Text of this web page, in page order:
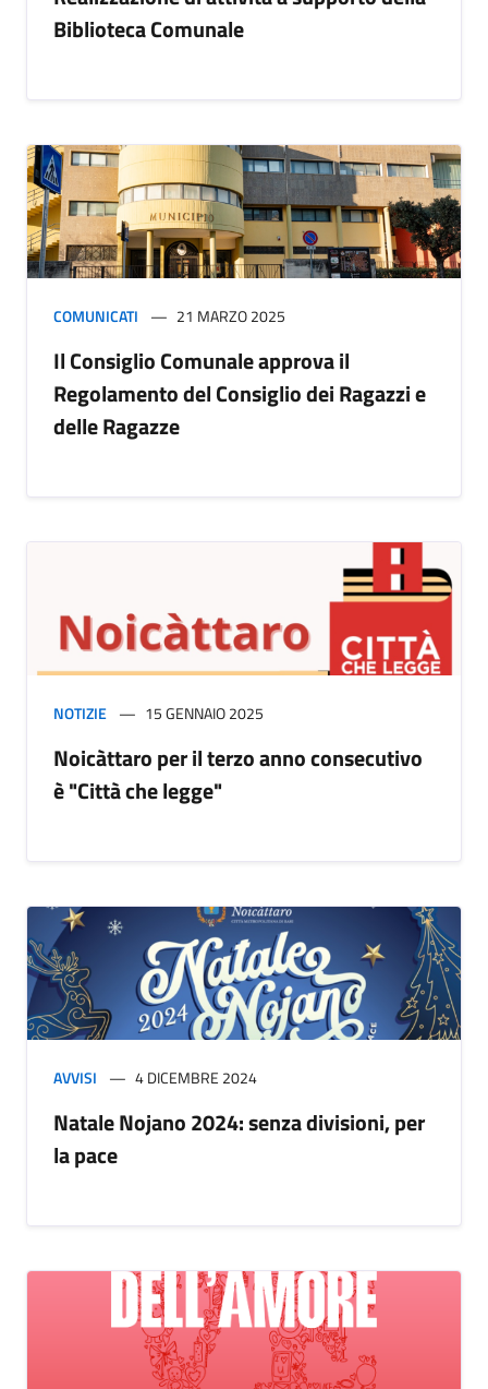
Biblioteca Comunale
COMUNICATI 21 MARZO 2025
Il Consiglio Comunale approva il
Regolamento del Consiglio dei Ragazzi e
delle Ragazze
NOTIZIE 15 GENNAIO 2025
Noicàttaro per il terzo anno consecutivo
è "Città che legge"
AVVISI 4 DICEMBRE 2024
Natale Nojano 2024: senza divisioni, per
la pace